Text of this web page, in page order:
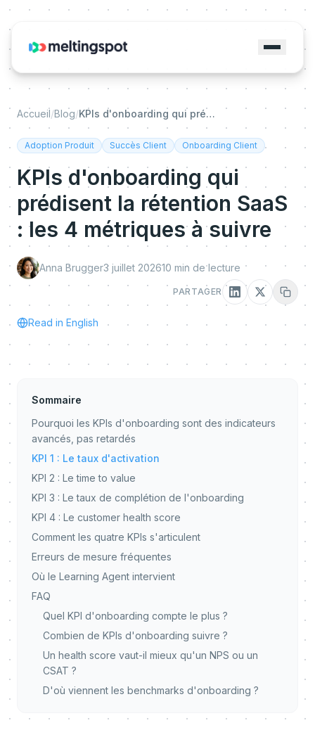
Accueil/Blog/ KPIs d'onboarding qui prédisent la rétention SaaS : les 4 métriques à suivre
Adoption Produit Succès Client Onboarding Client
KPIs d'onboarding qui
prédisent la rétention SaaS
: les 4 métriques à suivre
Anna Brugger3 juillet 202610 min de lecture
PARTAGER
Read in English
Sommaire
Pourquoi les KPIs d'onboarding sont des indicateurs
avancés, pas retardés
KPI 1 : Le taux d'activation
KPI 2 : Le time to value
KPI 3 : Le taux de complétion de l'onboarding
KPI 4 : Le customer health score
Comment les quatre KPIs s'articulent
Erreurs de mesure fréquentes
Où le Learning Agent intervient
FAQ
Quel KPI d'onboarding compte le plus ?
Combien de KPIs d'onboarding suivre ?
Un health score vaut-il mieux qu'un NPS ou un
CSAT ?
D'où viennent les benchmarks d'onboarding ?